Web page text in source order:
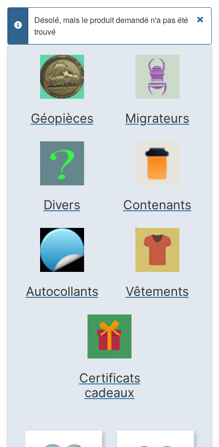
×
info
Désolé, mais le produit demandé n'a pas été
trouvé
Géopièces Migrateurs
Divers Contenants
Autocollants Vêtements
Certificats
cadeaux